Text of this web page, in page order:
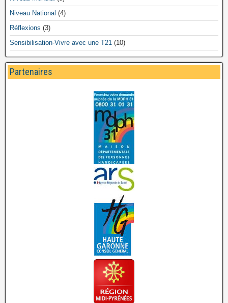
Niveau National (4)
Réflexions (3)
Sensibilisation-Vivre avec une T21 (10)
Partenaires